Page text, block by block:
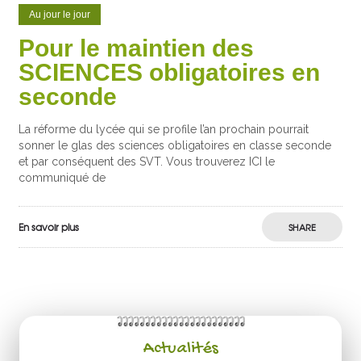
Au jour le jour
Pour le maintien des
SCIENCES obligatoires en
seconde
La réforme du lycée qui se profile l’an prochain pourrait
sonner le glas des sciences obligatoires en classe seconde
et par conséquent des SVT. Vous trouverez ICI le
communiqué de
En savoir plus SHARE
Actualités